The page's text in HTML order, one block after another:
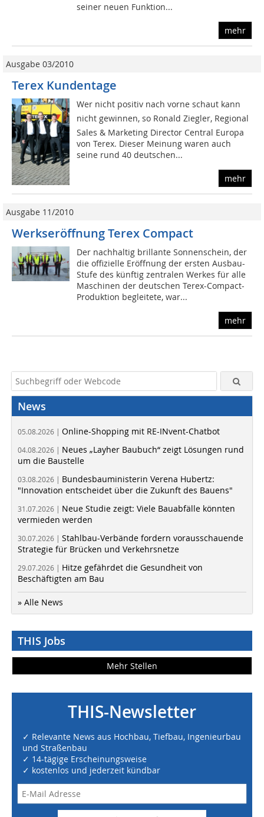
seiner neuen Funktion...
mehr
Ausgabe 03/2010
Terex Kundentage
Wer nicht positiv nach vorne schaut kann
nicht gewinnen, so Ronald Ziegler, Regional
Sales & Marketing Director Central Europa
von Terex. Dieser Meinung waren auch
seine rund 40 deutschen...
mehr
Ausgabe 11/2010
Werkseröffnung Terex Compact
Der nachhaltig brillante Sonnenschein, der
die offizielle Eröffnung der ersten Ausbau-
Stufe des künftig zentralen Werkes für alle
Maschinen der deutschen Terex-Compact-
Produktion begleitete, war...
mehr
News
05.08.2026 | Online-Shopping mit RE-INvent-Chatbot
04.08.2026 | Neues „Layher Baubuch“ zeigt Lösungen rund
um die Baustelle
03.08.2026 | Bundesbauministerin Verena Hubertz:
"Innovation entscheidet über die Zukunft des Bauens"
31.07.2026 | Neue Studie zeigt: Viele Bauabfälle könnten
vermieden werden
30.07.2026 | Stahlbau-Verbände fordern vorausschauende
Strategie für Brücken und Verkehrsnetze
29.07.2026 | Hitze gefährdet die Gesundheit von
Beschäftigten am Bau
» Alle News
THIS Jobs
Mehr Stellen
THIS-Newsletter
✓ Relevante News aus Hochbau, Tiefbau, Ingenieurbau
und Straßenbau
✓ 14-tägige Erscheinungsweise
✓ kostenlos und jederzeit kündbar